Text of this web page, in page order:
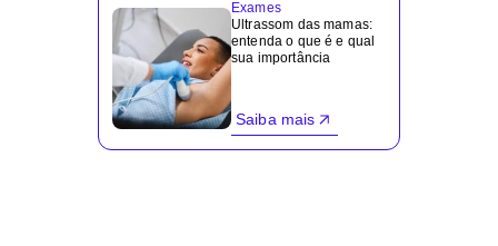
Exames
Ultrassom das mamas:
entenda o que é e qual
sua importância
Saiba mais